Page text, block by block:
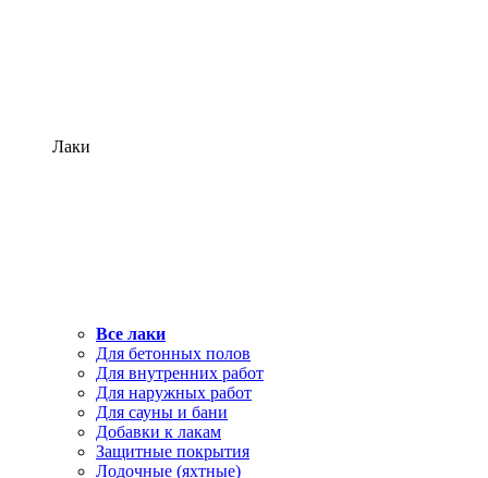
Лаки
Все лаки
Для бетонных полов
Для внутренних работ
Для наружных работ
Для сауны и бани
Добавки к лакам
Защитные покрытия
Лодочные (яхтные)